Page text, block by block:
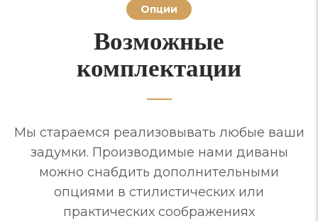
Опции
Возможные
комплектации
Мы стараемся реализовывать любые ваши
задумки. Производимые нами диваны
можно снабдить дополнительными
опциями в стилистических или
практических соображениях